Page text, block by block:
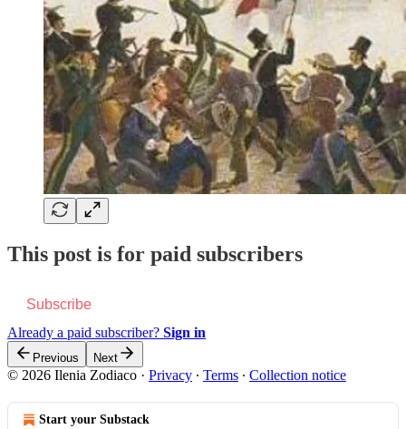
This post is for paid subscribers
Subscribe
Already a paid subscriber? Sign in
Previous Next
© 2026 Ilenia Zodiaco · Privacy ∙ Terms ∙ Collection notice
Start your Substack